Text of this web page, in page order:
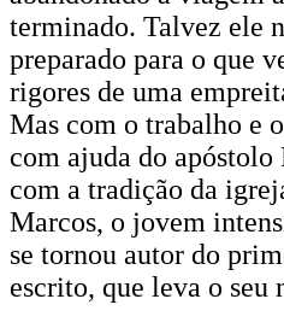
terminado. Talvez ele
preparado para o que
rigores de uma
Mas com o trabalho e
com ajuda do apóstolo
com a tradição da
Marcos, o jovem
se tornou autor do
escrito, que leva o seu